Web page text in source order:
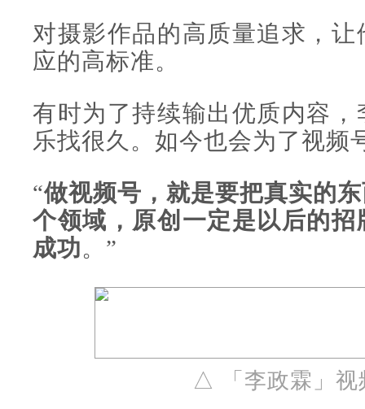
对摄影作品的高质量追求，
应的高标准。
有时为了持续输出优质内容
乐找很久。如今也会为了视频
“做视频号，就是要把真实的
个领域，原创一定是以后的
成功。”
△ 「李政霖」视